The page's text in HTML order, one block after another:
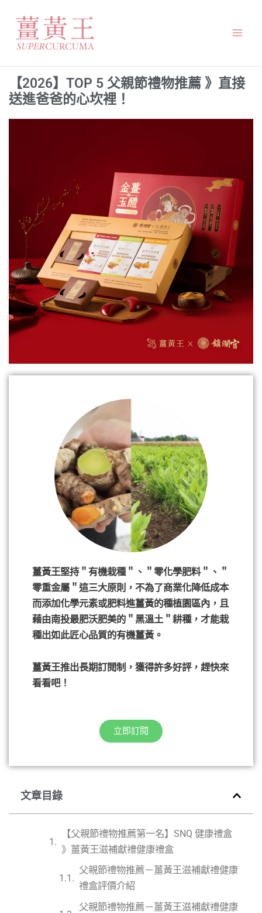
內
【2026】TOP 5 父親節禮物推薦 》直接
送進爸爸的心坎裡！
薑黃王堅持＂有機栽種＂、＂零化學肥料＂、＂
零重金屬＂這三大原則，不為了商業化降低成本
而添加化學元素或肥料進薑黃的種植園區內，且
藉由南投最肥沃肥美的＂黑溫土＂耕種，才能栽
種出如此匠心品質的有機薑黃。
薑黃王推出長期訂閱制，獲得許多好評，趕快來
看看吧！
立即訂閱
文章目錄
【父親節禮物推薦第一名】SNQ 健康禮盒
》薑黃王滋補獻禮健康禮盒
父親節禮物推薦－薑黃王滋補獻禮健康
禮盒評價介紹
父親節禮物推薦－薑黃王滋補獻禮健康